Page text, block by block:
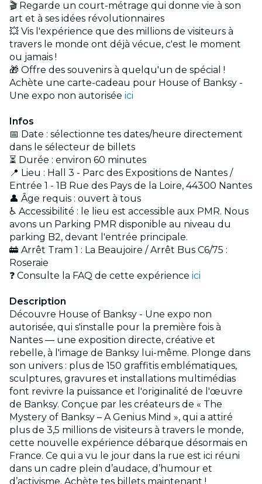
🎬 Regarde un court-métrage qui donne vie à son
art et à ses idées révolutionnaires
💥 Vis l'expérience que des millions de visiteurs à
travers le monde ont déjà vécue, c'est le moment
ou jamais !
🎁 Offre des souvenirs à quelqu'un de spécial !
Achète une carte-cadeau pour House of Banksy -
Une expo non autorisée ici
Infos
📅 Date : sélectionne tes dates/heure directement
dans le sélecteur de billets
⏳ Durée : environ 60 minutes
📍 Lieu : Hall 3 - Parc des Expositions de Nantes /
Entrée 1 - 1B Rue des Pays de la Loire, 44300 Nantes
👤 Âge requis : ouvert à tous
♿ Accessibilité : le lieu est accessible aux PMR. Nous
avons un Parking PMR disponible au niveau du
parking B2, devant l'entrée principale.
🚋 Arrêt Tram 1 : La Beaujoire / Arrêt Bus C6/75 :
Roseraie
❓ Consulte la FAQ de cette expérience ici
Description
Découvre House of Banksy - Une expo non
autorisée, qui s'installe pour la première fois à
Nantes — une exposition directe, créative et
rebelle, à l'image de Banksy lui-même. Plonge dans
son univers : plus de 150 graffitis emblématiques,
sculptures, gravures et installations multimédias
font revivre la puissance et l'originalité de l'œuvre
de Banksy. Conçue par les créateurs de « The
Mystery of Banksy – A Genius Mind », qui a attiré
plus de 3,5 millions de visiteurs à travers le monde,
cette nouvelle expérience débarque désormais en
France. Ce qui a vu le jour dans la rue est ici réuni
dans un cadre plein d’audace, d’humour et
d’activisme. Achète tes billets maintenant !